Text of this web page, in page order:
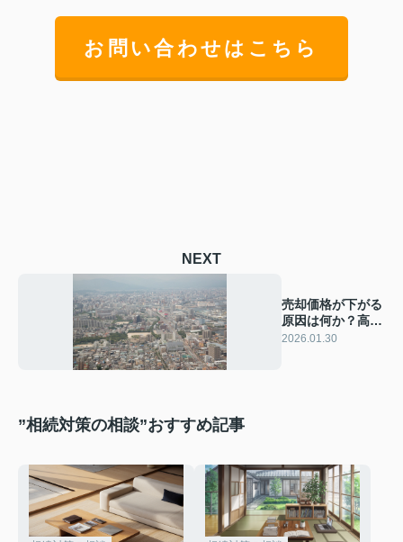
お問い合わせはこちら
NEXT
売却価格が下がる
原因は何か？高く
売りたい方の注意
2026.01.30
”相続対策の相談”おすすめ記事